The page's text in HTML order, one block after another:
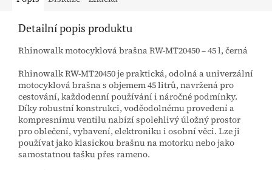
Detailní popis produktu
Rhinowalk motocyklová brašna RW‑MT20450 – 45 l, černá
Rhinowalk RW‑MT20450 je praktická, odolná a univerzální
motocyklová brašna s objemem 45 litrů, navržená pro
cestování, každodenní používání i náročné podmínky.
Díky robustní konstrukci, voděodolnému provedení a
kompresnímu ventilu nabízí spolehlivý úložný prostor
pro oblečení, vybavení, elektroniku i osobní věci. Lze ji
používat jako klasickou brašnu na motorku nebo jako
samostatnou tašku přes rameno.